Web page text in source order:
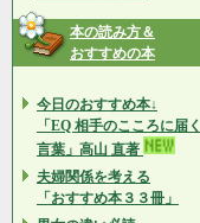
本の読み方＆
おすすめの本
今日のおすすめ本↓
「EQ 相手のこころに届く
言葉」高山 直著
夫婦関係を考える
「おすすめ本３３冊」